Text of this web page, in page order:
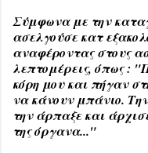
Σύμφωνα με την
ασελγούσε κατ
αναφέροντας στους
λεπτομέρεις, όπως :
κόρη μου και πήγαν
να κάνουν μπάνιο.
την άρπαξε και
της όργανα..."